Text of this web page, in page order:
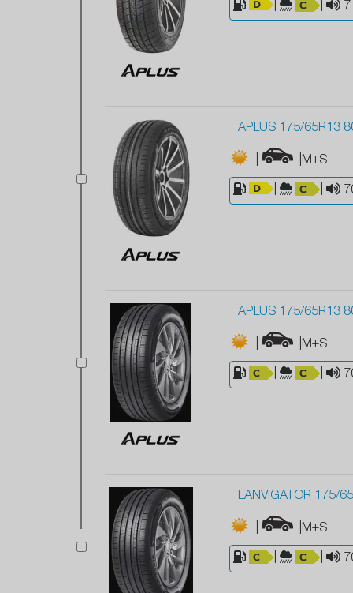
APLUS 175/65R13
|M+S
APLUS 175/65R13
|M+S
LANVIGATOR 175/
|M+S